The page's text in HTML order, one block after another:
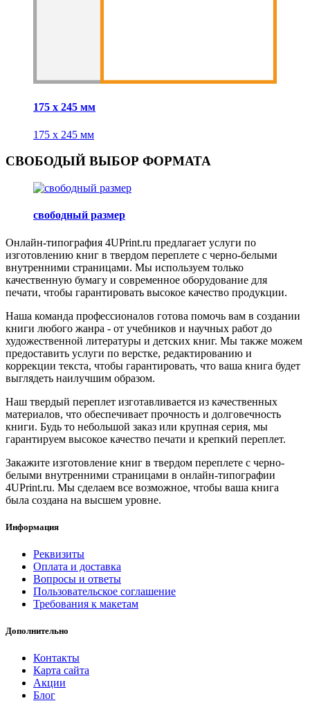
175 x 245 мм
175 x 245 мм
СВОБОДЫЙ ВЫБОР ФОРМАТА
свободный размер
Онлайн-типография 4UPrint.ru предлагает услуги по
изготовлению книг в твердом переплете с черно-белыми
внутренними страницами. Мы используем только
качественную бумагу и современное оборудование для
печати, чтобы гарантировать высокое качество продукции.
Наша команда профессионалов готова помочь вам в создании
книги любого жанра - от учебников и научных работ до
художественной литературы и детских книг. Мы также можем
предоставить услуги по верстке, редактированию и
коррекции текста, чтобы гарантировать, что ваша книга будет
выглядеть наилучшим образом.
Наш твердый переплет изготавливается из качественных
материалов, что обеспечивает прочность и долговечность
книги. Будь то небольшой заказ или крупная серия, мы
гарантируем высокое качество печати и крепкий переплет.
Закажите изготовление книг в твердом переплете с черно-
белыми внутренними страницами в онлайн-типографии
4UPrint.ru. Мы сделаем все возможное, чтобы ваша книга
была создана на высшем уровне.
Информация
Реквизиты
Оплата и доставка
Вопросы и ответы
Пользовательское соглашение
Требования к макетам
Дополнительно
Контакты
Карта сайта
Акции
Блог